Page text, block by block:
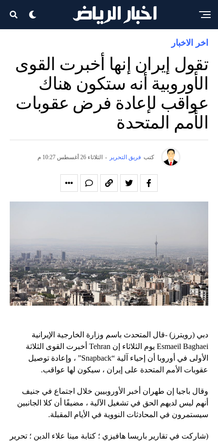
اخر الاخبار
تقول إيران إنها أخبرت القوى
الأوروبية أنه ستكون هناك
عواقب لإعادة فرض عقوبات
الأمم المتحدة
كتب فريق التحرير - الثلاثاء 26 أغسطس 10:27 م
دبي (رويترز) -قال المتحدث باسم وزارة الخارجية الإيرانية
Esmaeil Baghaei يوم الثلاثاء إن Tehran أخبرت القوى الثلاثة
الأولى في أوروبا أن إحياء آلية “Snapback” ، وإعادة توصيل
عقوبات الأمم المتحدة على إيران ، سيكون لها عواقب.
وقال باجيا إن طهران أخبر الأوروبيين خلال اجتماع في جنيف
أنهم ليس لديهم الحق في تشغيل الآلية ، مضيفًا أن كلا الجانبين
سيستمرون في المحادثات النووية في الأيام المقبلة.
(شاركت في تقارير باريسا هافيزي ؛ كتابة مينا علاء الدين ؛ تحرير